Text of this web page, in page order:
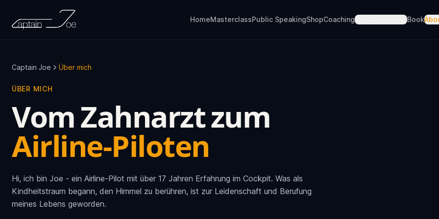
HomeMasterclassPublic SpeakingShopCoachingPilot Training Book
Captain Joe Über mich
ÜBER MICH
Vom Zahnarzt zum
Airline-Piloten
Hi, ich bin Joe - ein Airline-Pilot mit über 17 Jahren Erfahrung im Cockpit. Was als
Kindheitstraum begann, den Himmel zu berühren, ist zur Leidenschaft und Berufung
meines Lebens geworden.